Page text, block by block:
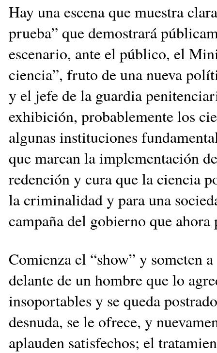
Hay una escena que muestra
prueba” que demostrará
escenario, ante el público, el
ciencia”, fruto de una nueva
y el jefe de la guardia
exhibición, probablemente los
algunas instituciones
que marcan la implementación
redención y cura que la ciencia
la criminalidad y para una
campaña del gobierno que
Comienza el “show” y someten
delante de un hombre que lo
insoportables y se queda
desnuda, se le ofrece, y
aplauden satisfechos; el